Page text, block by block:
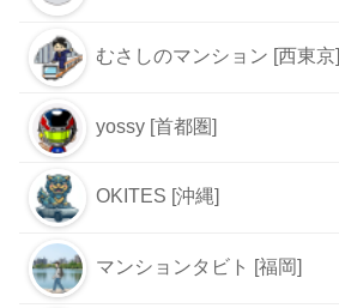
むさしのマンション [西東京]
yossy [首都圏]
OKITES [沖縄]
マンションタビト [福岡]